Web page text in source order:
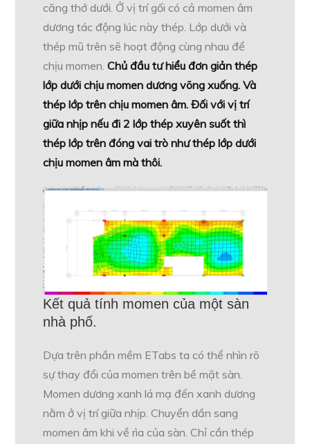
căng thớ dưới. Ở vị trí gối có cả momen âm
dương tác động lúc này thép. Lớp dưới và
thép mũ trên sẽ hoạt động cùng nhau để
chịu momen.Chủ đầu tư hiểu đơn giản thép
lớp dưới chịu momen dương võng xuống. Và
thép lớp trên chịu momen âm. Đối với vị trí
giữa nhịp nếu đi 2 lớp thép xuyên suốt thì
thép lớp trên đóng vai trò như thép lớp dưới
chịu momen âm mà thôi.
Kết quả tính momen của một sàn
nhà phố.
Dựa trên phần mềm ETabs ta có thể nhìn rõ
sự thay đổi của momen trên bề mặt sàn.
Momen dương xanh lá mạ đến xanh dương
nằm ở vị trí giữa nhịp. Chuyển dần sang
momen âm khi về rìa của sàn. Chỉ cần thép